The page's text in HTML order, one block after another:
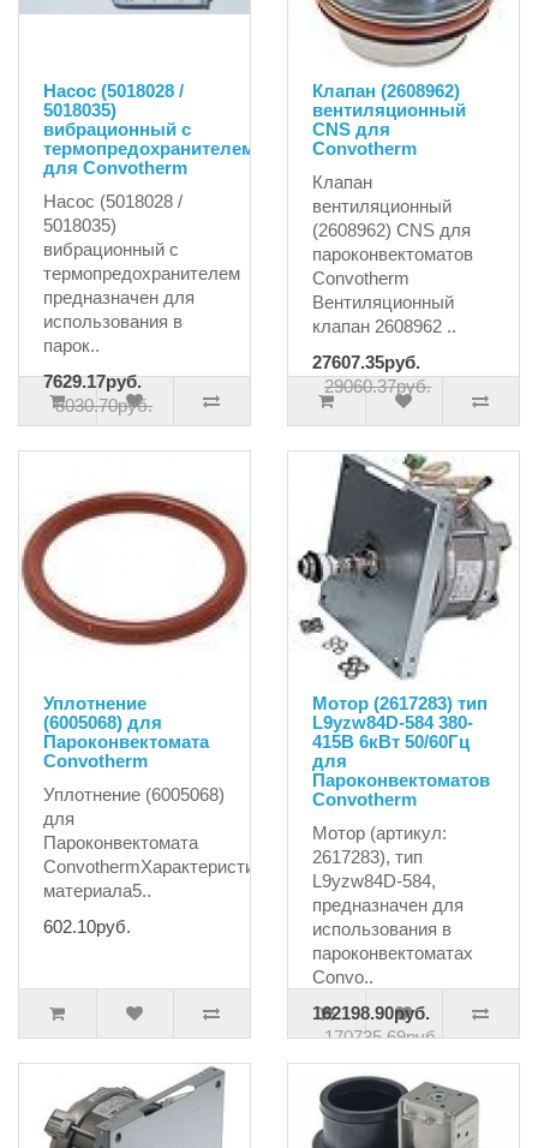
Насос (5018028 /
5018035)
вибрационный с
термопредохранителем
для Convotherm
Насос (5018028 /
5018035)
вибрационный с
термопредохранителем
предназначен для
использования в
парок..
7629.17руб.
8030.70руб.
Клапан (2608962)
вентиляционный
CNS для
Convotherm
Клапан
вентиляционный
(2608962) CNS для
пароконвектоматов
Convotherm
Вентиляционный
клапан 2608962 ..
27607.35руб.
29060.37руб.
Уплотнение
(6005068) для
Пароконвектомата
Convotherm
Уплотнение (6005068)
для
Пароконвектомата
ConvothermХарактеристики:материалсиликонтолщина
материала5..
602.10руб.
Мотор (2617283) тип
L9yzw84D-584 380-
415В 6кВт 50/60Гц
для
Пароконвектоматов
Convotherm
Мотор (артикул:
2617283), тип
L9yzw84D-584,
предназначен для
использования в
пароконвектоматах
Convo..
162198.90руб.
170735.69руб.